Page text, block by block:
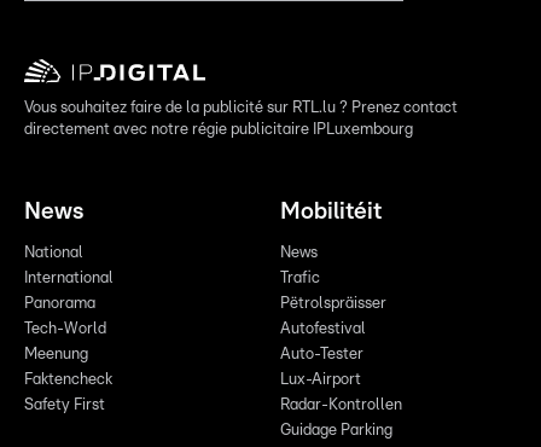
Vous souhaitez faire de la publicité sur RTL.lu ? Prenez contact
directement avec notre régie publicitaire IPLuxembourg
News
National
International
Panorama
Tech-World
Meenung
Faktencheck
Safety First
Mobilitéit
News
Trafic
Pëtrolspräisser
Autofestival
Auto-Tester
Lux-Airport
Radar-Kontrollen
Guidage Parking